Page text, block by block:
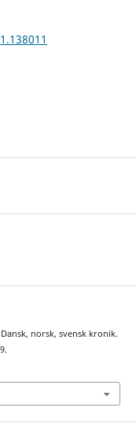
norsk, svensk kronik.